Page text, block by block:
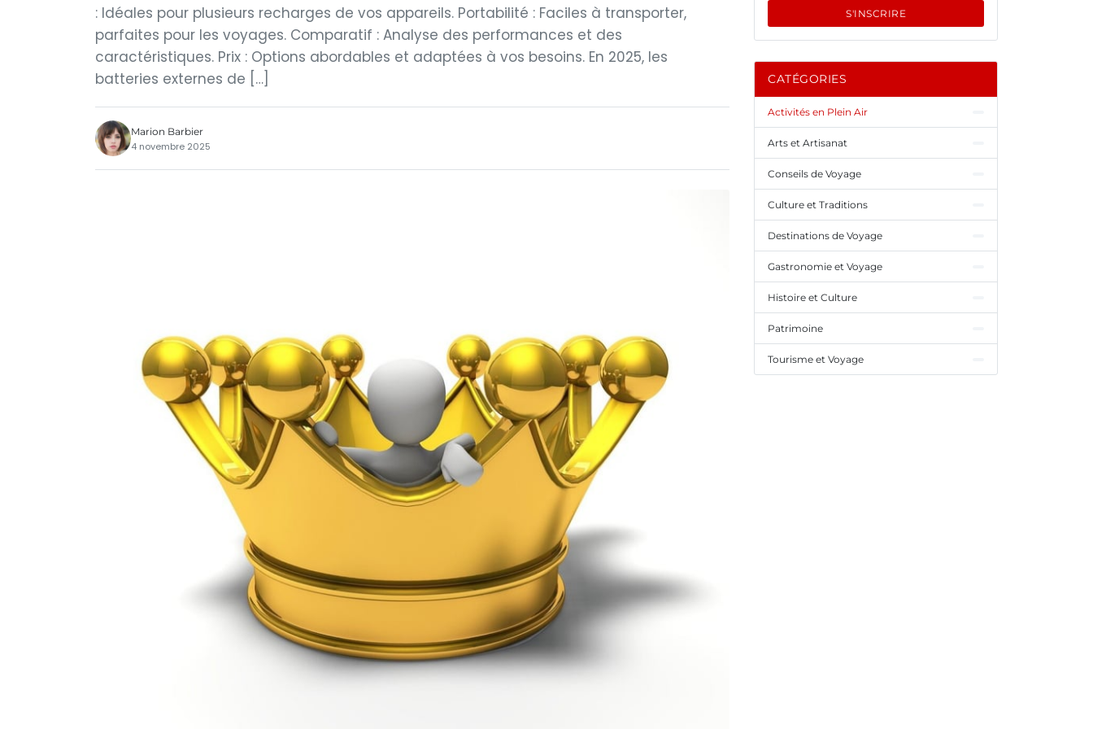
: Idéales pour plusieurs recharges de vos appareils. Portabilité : Faciles à transporter,
parfaites pour les voyages. Comparatif : Analyse des performances et des
caractéristiques. Prix : Options abordables et adaptées à vos besoins. En 2025, les
batteries externes de […]
Marion Barbier
4 novembre 2025
S'INSCRIRE
CATÉGORIES
Activités en Plein Air
Arts et Artisanat
Conseils de Voyage
Culture et Traditions
Destinations de Voyage
Gastronomie et Voyage
Histoire et Culture
Patrimoine
Tourisme et Voyage